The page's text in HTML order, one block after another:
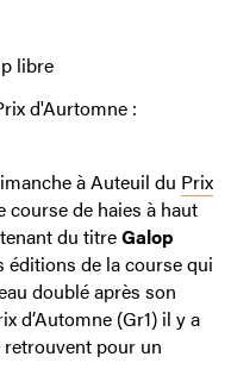
d'Aurtomne :
à Auteuil du Prix
course de haies à haut
tenant du titreGalop
éditions de la course qui
doublé après son
d’Automne (Gr1) il y a
pour un